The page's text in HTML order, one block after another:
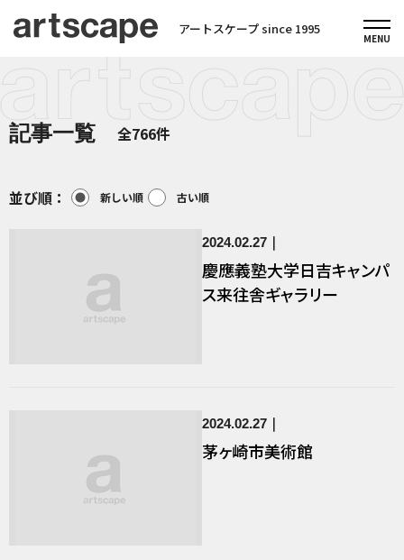
アートスケープ since 1995
記事一覧 全766件
並び順： 新しい順 古い順
2024.02.27
慶應義塾大学日吉キャンパ
ス来往舎ギャラリー
2024.02.27
茅ヶ崎市美術館